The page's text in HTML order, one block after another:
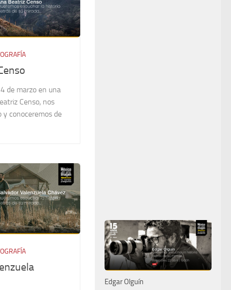
de marzo en una
Censo, nos
y conoceremos de
Edgar Olguín